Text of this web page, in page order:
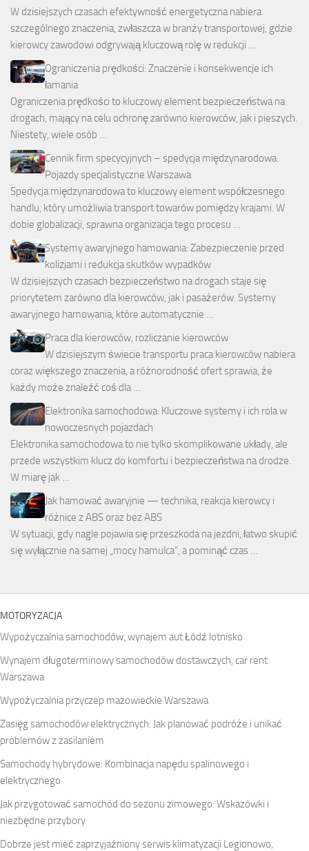
W dzisiejszych czasach efektywność energetyczna nabiera
szczególnego znaczenia, zwłaszcza w branży transportowej, gdzie
kierowcy zawodowi odgrywają kluczową rolę w redukcji …
Ograniczenia prędkości: Znaczenie i konsekwencje ich
łamania
Ograniczenia prędkości to kluczowy element bezpieczeństwa na
drogach, mający na celu ochronę zarówno kierowców, jak i pieszych.
Niestety, wiele osób …
Cennik firm specycyjnych – spedycja międzynarodowa.
Pojazdy specjalistyczne Warszawa
Spedycja międzynarodowa to kluczowy element współczesnego
handlu, który umożliwia transport towarów pomiędzy krajami. W
dobie globalizacji, sprawna organizacja tego procesu …
Systemy awaryjnego hamowania: Zabezpieczenie przed
kolizjami i redukcja skutków wypadków
W dzisiejszych czasach bezpieczeństwo na drogach staje się
priorytetem zarówno dla kierowców, jak i pasażerów. Systemy
awaryjnego hamowania, które automatycznie …
Praca dla kierowców, rozliczanie kierowców
W dzisiejszym świecie transportu praca kierowców nabiera
coraz większego znaczenia, a różnorodność ofert sprawia, że
każdy może znaleźć coś dla …
Elektronika samochodowa: Kluczowe systemy i ich rola w
nowoczesnych pojazdach
Elektronika samochodowa to nie tylko skomplikowane układy, ale
przede wszystkim klucz do komfortu i bezpieczeństwa na drodze.
W miarę jak …
Jak hamować awaryjnie — technika, reakcja kierowcy i
różnice z ABS oraz bez ABS
W sytuacji, gdy nagle pojawia się przeszkoda na jezdni, łatwo skupić
się wyłącznie na samej „mocy hamulca”, a pominąć czas …
MOTORYZACJA
Wypożyczalnia samochodów, wynajem aut Łódź lotnisko
Wynajem długoterminowy samochodów dostawczych, car rent
Warszawa
Wypożyczalnia przyczep mazowieckie Warszawa
Zasięg samochodów elektrycznych: Jak planować podróże i unikać
problemów z zasilaniem
Samochody hybrydowe: Kombinacja napędu spalinowego i
elektrycznego
Jak przygotować samochód do sezonu zimowego: Wskazówki i
niezbędne przybory
Dobrze jest mieć zaprzyjaźniony serwis klimatyzacji Legionowo,